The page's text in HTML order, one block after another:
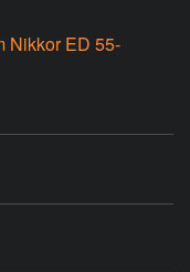
Nikkor ED 55-